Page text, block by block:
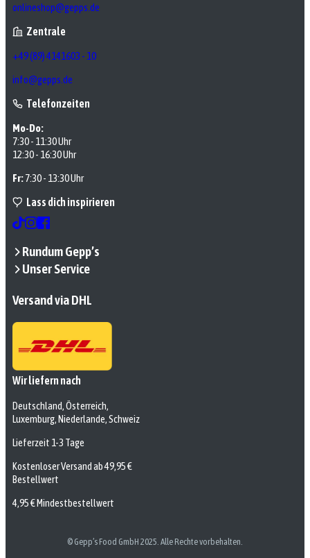
onlineshop@gepps.de
Zentrale
+49 (89) 4141603 - 10
info@gepps.de
Telefonzeiten
Mo-Do:
7:30 - 11:30 Uhr
12:30 - 16:30 Uhr
Fr:7:30 - 13:30 Uhr
Lass dich inspirieren
Rundum Gepp’s
Unser Service
Versand via DHL
Wir liefern nach
Deutschland, Österreich,
Luxemburg, Niederlande, Schweiz
Lieferzeit 1-3 Tage
Kostenloser Versand ab 49,95 €
Bestellwert
4,95 € Mindestbestellwert
© Gepp’s Food GmbH 2025. Alle Rechte vorbehalten.